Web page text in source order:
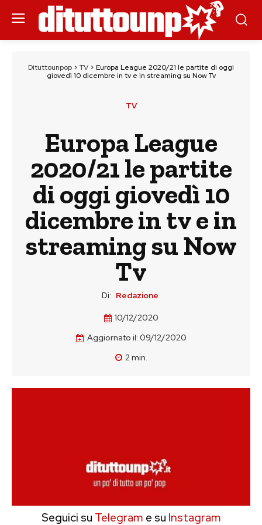
Dituttounpop > TV > Europa League 2020/21 le partite di oggi
giovedì 10 dicembre in tv e in streaming su Now Tv
TV
Europa League
2020/21 le partite
di oggi giovedì 10
dicembre in tv e in
streaming su Now
Tv
Di: Redazione
10/12/2020
Aggiornato il: 09/12/2020
2min.
Seguici su Telegram e su Instagram